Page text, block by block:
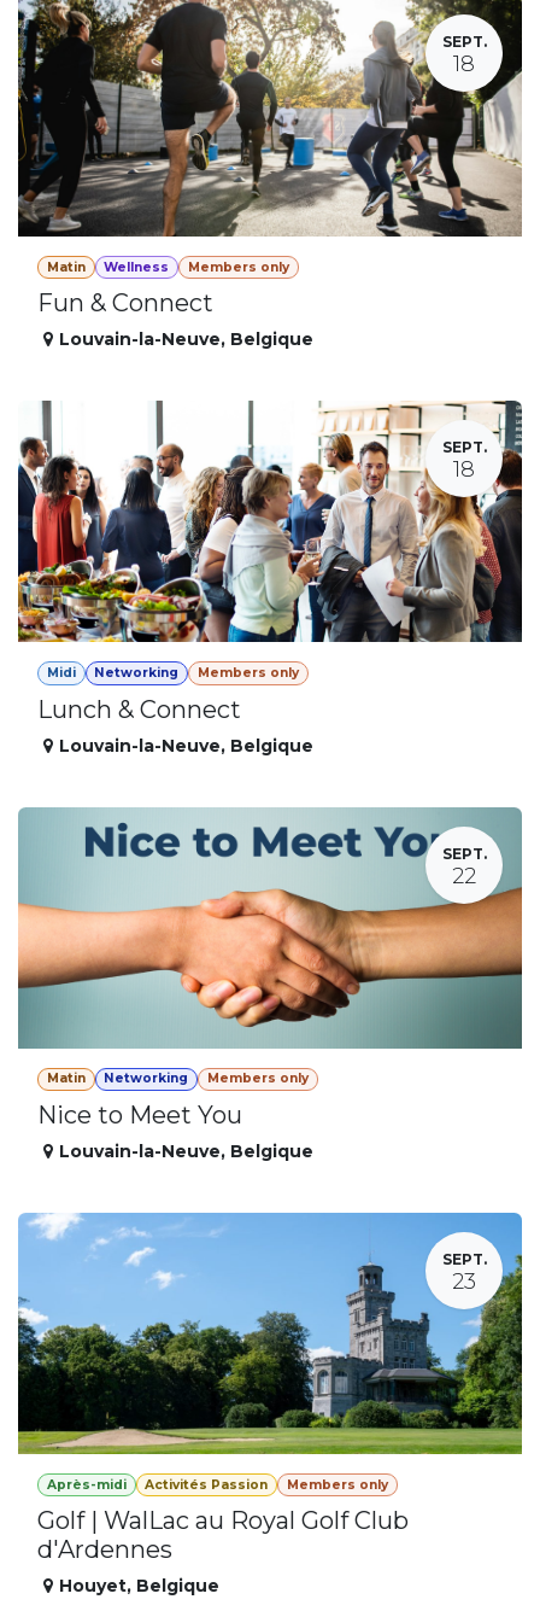
SEPT.
18
Matin Wellness Members only
Fun & Connect
Louvain-la-Neuve, Belgique
SEPT.
18
Midi Networking Members only
Lunch & Connect
Louvain-la-Neuve, Belgique
SEPT.
22
Matin Networking Members only
Nice to Meet You
Louvain-la-Neuve, Belgique
SEPT.
23
Après-midi Activités Passion Members only
Golf | WalLac au Royal Golf Club
d'Ardennes
Houyet, Belgique